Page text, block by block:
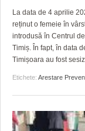
La data de 4 aprilie
reținut o femeie în
introdusă în Centrul
Timiș. În fapt, în data
Timișoara au fost
Etichete: Arestare